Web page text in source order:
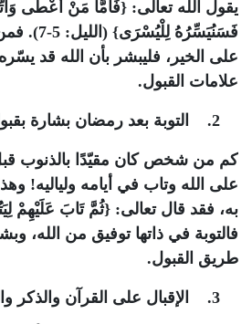
يقول الله تعالى: {فَأَمَّا مَنْ أَعْطَى
فَسَنُيَسِّرُهُ
على الخير، فليبشر بأن الله قد
علامات القبول.
كم من شخص كان مقيّدًا بالذنوب
على الله وتاب في أيامه ولياليه!
فالتوبة في ذاتها توفيق من الله،
طريق القبول.